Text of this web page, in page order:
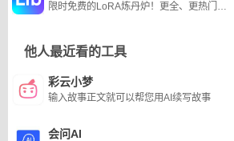
限时免费的LoRA炼丹炉！更全、更热门的素材，为所有AI绘画者提供更得心应手的平台，持续深耕专业领域。
他人最近看的工具
彩云小梦
输入故事正文就可以帮您用AI续写故事
会问AI